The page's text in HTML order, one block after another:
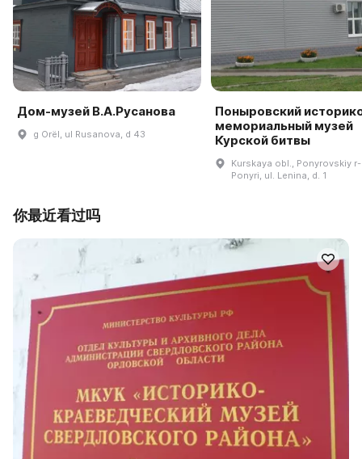
Дом-музей В.А.Русанова
g Orël, ul Rusanova, d 43
Поныровский
мемориальный музей
Курской битвы
Kurskaya obl., Ponyrovskiy
Ponyri, ul. Lenina, d. 1
你最近看过吗